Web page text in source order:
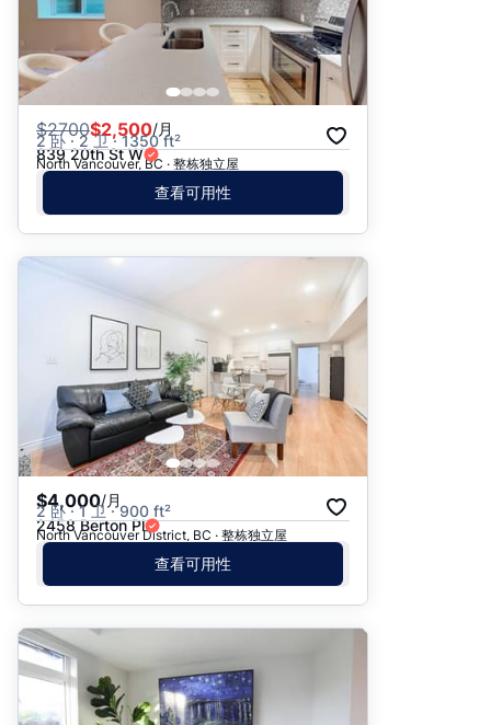
$2700$2,500/月
2 卧 · 2 卫 · 1350 ft²
839 20th St W
North Vancouver, BC · 整栋独立屋
查看可用性
$4,000/月
2 卧 · 1 卫 · 900 ft²
2458 Berton Pl
North Vancouver District, BC · 整栋独立屋
查看可用性